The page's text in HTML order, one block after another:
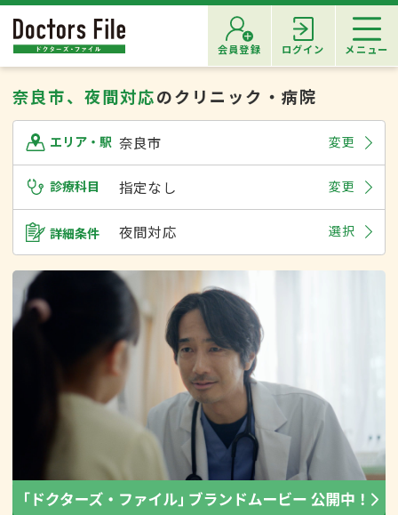
会員登録 ログイン メニュー
奈良市、夜間対応のクリニック・病院
エリア・駅 奈良市 変更
診療科目 指定なし 変更
詳細条件 夜間対応 選択